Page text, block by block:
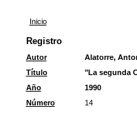
Inicio
Registro
Autor
Alatorre,
Título
"La segunda
Año
1990
Número
14